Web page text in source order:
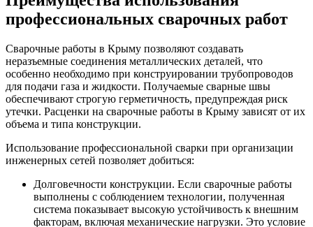
профессиональных сварочных работ
Сварочные работы в Крыму позволяют создавать
неразъемные соединения металлических деталей, что
особенно необходимо при конструировании трубопроводов
для подачи газа и жидкости. Получаемые сварные швы
обеспечивают строгую герметичность, предупреждая риск
утечки. Расценки на сварочные работы в Крыму зависят от их
объема и типа конструкции.
Использование профессиональной сварки при организации
инженерных сетей позволяет добиться:
Долговечности конструкции. Если сварочные работы
выполнены с соблюдением технологии, полученная
система показывает высокую устойчивость к внешним
факторам, включая механические нагрузки. Это условие